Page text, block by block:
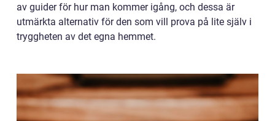
av guider för hur man kommer igång, och dessa är
utmärkta alternativ för den som vill prova på lite själv i
tryggheten av det egna hemmet.